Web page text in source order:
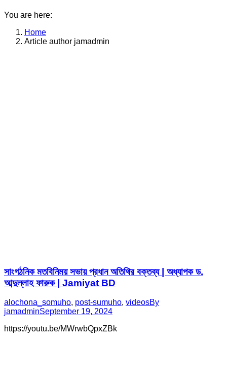
You are here:
Home
Article author jamadmin
সাংগঠনিক মতবিনিময় সভায় প্রধান অতিথির বক্তব্য | অধ্যাপক ড.
আব্দুল্লাহ ফারুক | Jamiyat BD
alochona_somuho, post-sumuho, videosBy
jamadminSeptember 19, 2024
https://youtu.be/MWrwbQpxZBk